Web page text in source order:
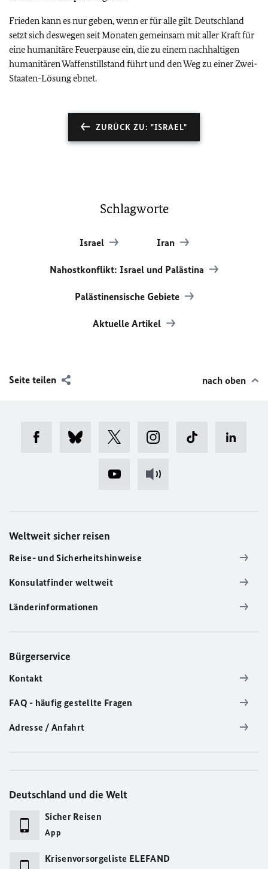
Frieden kann es nur geben, wenn er für alle gilt. Deutschland
setzt sich deswegen seit Monaten gemeinsam mit aller Kraft für
eine humanitäre Feuerpause ein, die zu einem nachhaltigen
humanitären Waffenstillstand führt und den Weg zu einer Zwei-
Staaten-Lösung ebnet.
ZURÜCK ZU: "ISRAEL"
Schlagworte
Israel Iran
Nahostkonflikt: Israel und Palästina
Palästinensische Gebiete
Aktuelle Artikel
Seite teilen nach oben
Weltweit sicher reisen
Reise- und Sicherheitshinweise
Konsulatfinder weltweit
Länderinformationen
Bürgerservice
Kontakt
FAQ - häufig gestellte Fragen
Adresse / Anfahrt
Deutschland und die Welt
Sicher Reisen
App
Krisenvorsorgeliste ELEFAND